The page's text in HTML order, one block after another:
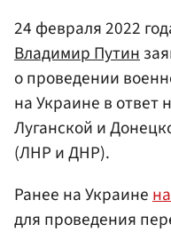
24 февраля 2022
Владимир Путин
о проведении
на Украине в ответ
Луганской и
(ЛНР и ДНР).
Ранее на Украине
для проведения